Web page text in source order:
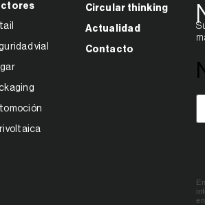
vial
Circular thinking
Actualidad
Contacto